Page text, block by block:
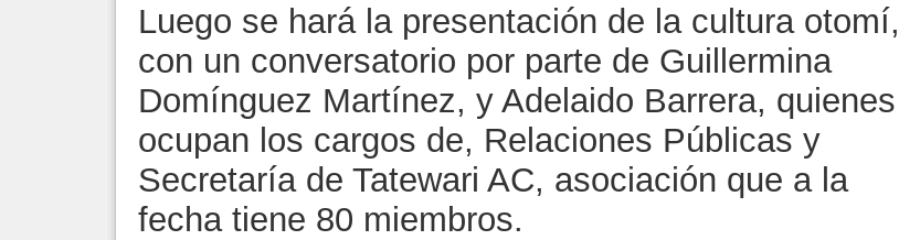
Luego se hará la presentación de la cultura otomí,
con un conversatorio por parte de Guillermina
Domínguez Martínez, y Adelaido Barrera, quienes
ocupan los cargos de, Relaciones Públicas y
Secretaría de Tatewari AC, asociación que a la
fecha tiene 80 miembros.